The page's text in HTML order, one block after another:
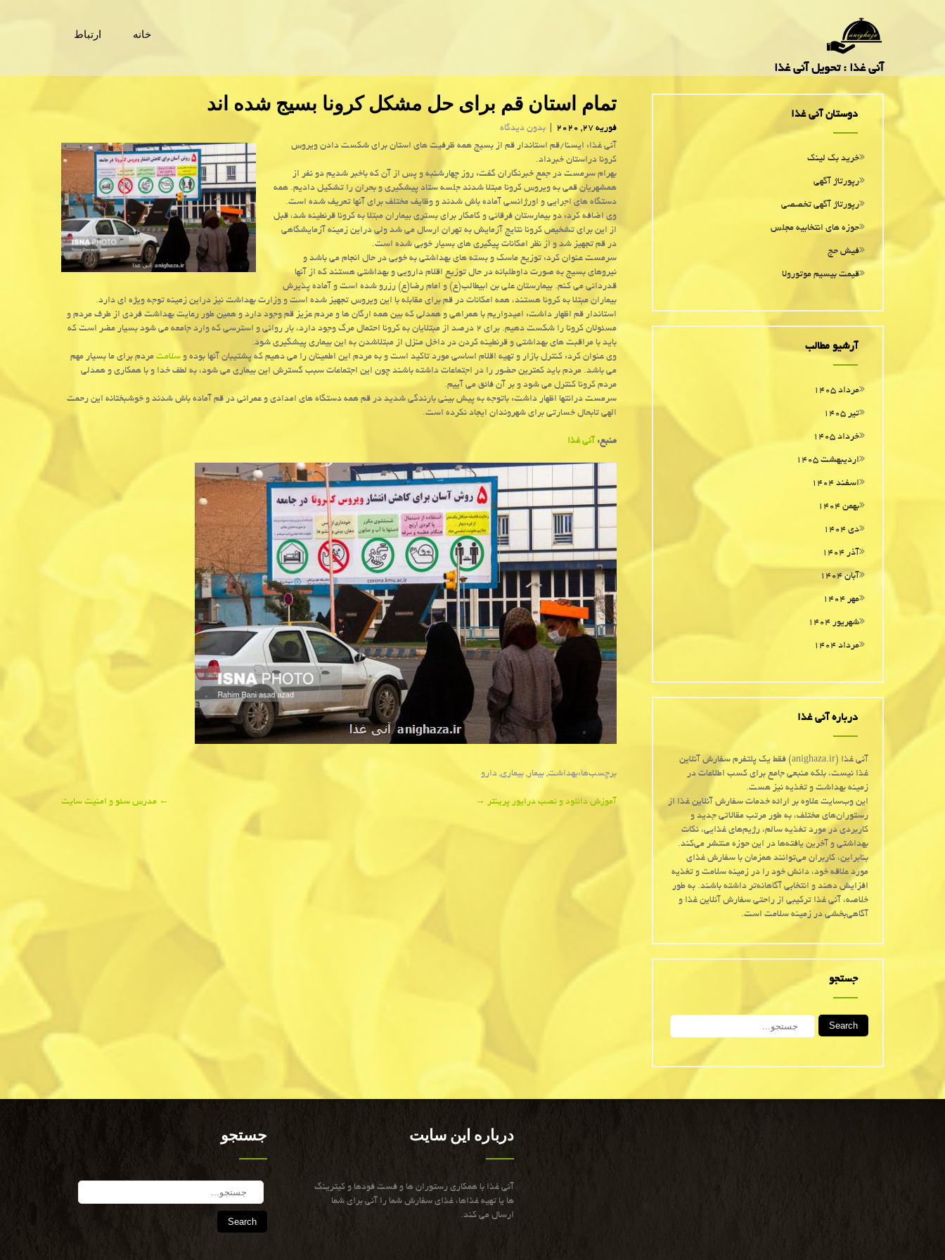
آنی غذا : تحویل آنی غذا
خانه ارتباط
تمام استان قم برای حل مشكل كرونا بسیج شده اند
فوریه 27, 2020
بدون دیدگاه
آنی غذا: ایسنا/قم استاندار قم از بسیج همه ظرفیت های استان برای شكست دادن ویروس
كرونا دراستان خبرداد.
بهرام سرمست در جمع خبرنگاران گفت: روز چهارشنبه و پس از آن كه باخبر شدیم دو نفر از
همشهریان قمی به ویروس كرونا مبتلا شدند جلسه ستاد پیشگیری و بحران را تشكیل دادیم. همه
دستگاه های اجرایی و اورژانسی آماده باش شدند و وظایف مختلف برای آنها تعریف شده است.
وی اضافه كرد: دو بیمارستان فرقانی و كامكار برای بستری بیماران مبتلا به كرونا قرنطینه شد، قبل
از این برای تشخیص كرونا نتایج آزمایش به تهران ارسال می شد ولی دراین زمینه آزمایشگاهی
در قم تجهیز شد و از نظر امكانات پیگیری های بسیار خوبی شده است.
سرمست عنوان كرد: توزیع ماسك و بسته های بهداشتی به خوبی در حال انجام می باشد و
نیروهای بسیج به صورت داوطلبانه در حال توزیع اقلام دارویی و بهداشتی هستند كه از آنها
قدردانی می كنم. بیمارستان علی بن ابیطالب(ع) و امام رضا(ع) رزرو شده است و آماده پذیرش
بیماران مبتلا به كرونا هستند، همه امكانات در قم برای مقابله با این ویروس تجهیز شده است و وزارت بهداشت نیز دراین زمینه توجه ویژه ای دارد.
استاندار قم اظهار داشت: امیدواریم با همراهی و همدلی كه بین همه ارگان ها و مردم عزیز قم وجود دارد و همین طور رعایت بهداشت فردی از طرف مردم و
مسئولان كرونا را شكست دهیم. برای ۲ درصد از مبتلایان به كرونا احتمال مرگ وجود دارد، بار روانی و استرسی كه وارد جامعه می شود بسیار مضر است كه
باید با مراقبت های بهداشتی و قرنطینه كردن در داخل منزل از مبتلاشدن به این بیماری پیشگیری شود.
وی عنوان كرد: كنترل بازار و تهیه اقلام اساسی مورد تاكید است و به مردم این اطمینان را می دهیم كه پشتیبان آنها بوده و سلامت مردم برای ما بسیار مهم
می باشد. مردم باید كمترین حضور را در اجتماعات داشته باشند چون این اجتماعات سبب گسترش این بیماری می شود، به لطف خدا و با همكاری و همدلی
مردم كرونا كنترل می شود و بر آن فائق می آییم.
سرمست درانتها اظهار داشت: باتوجه به پیش بینی بارندگی شدید در قم همه دستگاه های امدادی و عمرانی در قم آماده باش شدند و خوشبختانه این رحمت
الهی تابحال خسارتی برای شهروندان ایجاد نكرده است.
منبع: آنی غذا
برچسب‌ها:بهداشت, بیمار, بیماری, دارو
Post
← مدرس سئو و امنیت سایت آموزش دانلود و نصب درایور پرینتر →
دوستان آنی غذا
خرید بک لینک
رپورتاژ آگهی
رپورتاژ آگهی تخصصی
حوزه های انتخابیه مجلس
فیش حج
قیمت بیسیم موتورولا
آرشیو مطالب
مرداد ۱۴۰۵
تیر ۱۴۰۵
خرداد ۱۴۰۵
اردیبهشت ۱۴۰۵
اسفند ۱۴۰۴
بهمن ۱۴۰۴
دی ۱۴۰۴
آذر ۱۴۰۴
آبان ۱۴۰۴
مهر ۱۴۰۴
شهریور ۱۴۰۴
مرداد ۱۴۰۴
درباره آنی غذا
آنی غذا (anighaza.ir) فقط یک پلتفرم سفارش آنلاین
غذا نیست، بلکه منبعی جامع برای کسب اطلاعات در
زمینه بهداشت و تغذیه نیز هست.
این وب‌سایت علاوه بر ارائه خدمات سفارش آنلاین غذا از
رستوران‌های مختلف، به طور مرتب مقالاتی جدید و
کاربردی در مورد تغذیه سالم، رژیم‌های غذایی، نکات
بهداشتی و آخرین یافته‌ها در این حوزه منتشر می‌کند.
بنابراین، کاربران می‌توانند همزمان با سفارش غذای
مورد علاقه خود، دانش خود را در زمینه سلامت و تغذیه
افزایش دهند و انتخابی آگاهانه‌تر داشته باشند. به طور
خلاصه، آنی غذا ترکیبی از راحتی سفارش آنلاین غذا و
آگاهی‌بخشی در زمینه سلامت است.
جستجو
Search
جستجو درباره این سایت
آنی غذا با همكاری رستوران ها و فست فودها و كیترینگ
ها یا تهیه غذاها، غذای سفارش شما را آنی برای شما
ارسال می كند.